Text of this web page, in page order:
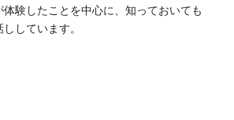
験したことを中心に、知っておいても
しています。